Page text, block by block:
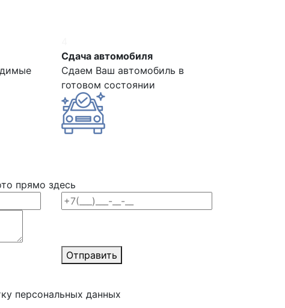
Сдача автомобиля
Сдаем Ваш автомобиль в
готовом состоянии
прямо здесь
Отправить
персональных данных